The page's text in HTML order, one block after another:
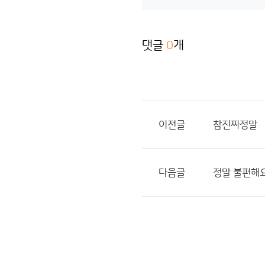
댓글 0개
이전글 참진짜정말
다음글 정말 불편해